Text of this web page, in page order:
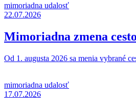
mimoriadna udalosť
22.07.2026
Mimoriadna zmena
Od 1. augusta 2026 sa menia vybrané
mimoriadna udalosť
17.07.2026